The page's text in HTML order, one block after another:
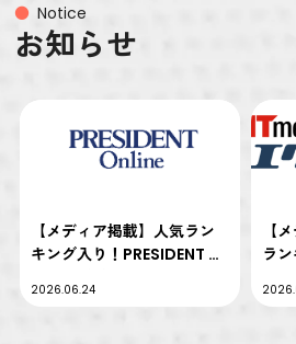
Notice
お知らせ
【メディア掲載】人気ラン
キング入り！PRESIDENT O
の書き下ろし記事が掲載さ
2026.06.24
【
ラ
a
役